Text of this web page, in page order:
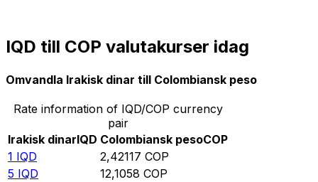
IQD till COP valutakurser idag
Omvandla Irakisk dinar till Colombiansk peso
Rate information of IQD/COP currency
pair
Irakisk dinarIQD Colombiansk pesoCOP
1 IQD 2,42117 COP
5 IQD 12,1058 COP